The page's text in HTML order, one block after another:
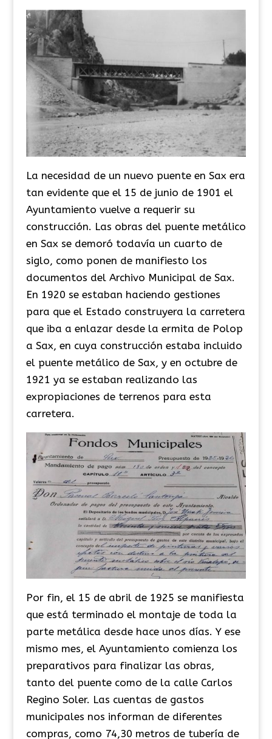
La necesidad de un nuevo puente en Sax era
tan evidente que el 15 de junio de 1901 el
Ayuntamiento vuelve a requerir su
construcción. Las obras del puente metálico
en Sax se demoró todavía un cuarto de
siglo, como ponen de manifiesto los
documentos del Archivo Municipal de Sax.
En 1920 se estaban haciendo gestiones
para que el Estado construyera la carretera
que iba a enlazar desde la ermita de Polop
a Sax, en cuya construcción estaba incluido
el puente metálico de Sax, y en octubre de
1921 ya se estaban realizando las
expropiaciones de terrenos para esta
carretera.
Por fin, el 15 de abril de 1925 se manifiesta
que está terminado el montaje de toda la
parte metálica desde hace unos días. Y ese
mismo mes, el Ayuntamiento comienza los
preparativos para finalizar las obras,
tanto del puente como de la calle Carlos
Regino Soler. Las cuentas de gastos
municipales nos informan de diferentes
compras, como 74,30 metros de tubería de